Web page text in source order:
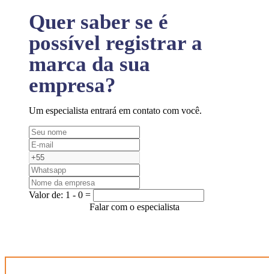
Quer saber se é
possível registrar a
marca da sua
empresa?
Um especialista entrará em contato com você.
Valor de: 1 - 0 =
Falar com o especialista